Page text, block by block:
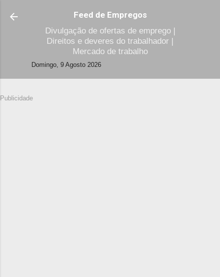
Avançar para o conteúdo principal
Feed de Empregos
Divulgação de ofertas de emprego |
Direitos e deveres do trabalhador |
Mercado de trabalho
Domingo, 9 Agosto 2026
Publicidade